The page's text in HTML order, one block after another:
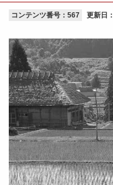
コンテンツ番号：567 更新日：